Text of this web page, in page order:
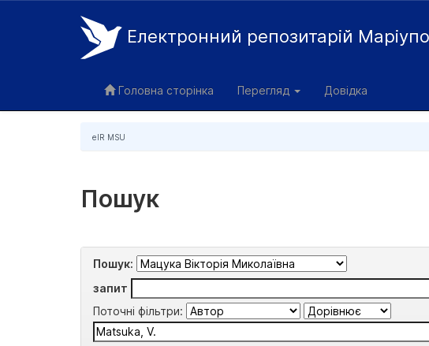
Електронний репозитарій
Головна сторінка Перегляд Довідка
eIR MSU
Пошук
Пошук:
запит
Поточні фільтри: